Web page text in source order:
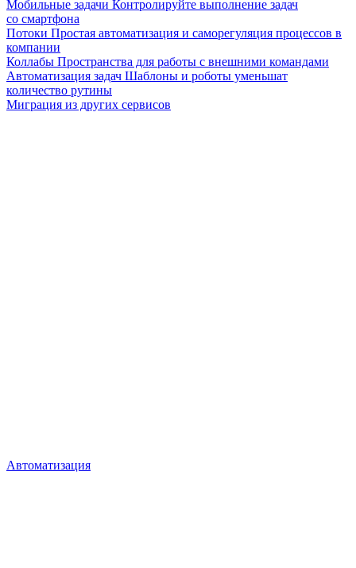
Мобильные задачи Контролируйте выполнение задач
со смартфона
Потоки Простая автоматизация и саморегуляция процессов в
компании
Коллабы Пространства для работы с внешними командами
Автоматизация задач Шаблоны и роботы уменьшат
количество рутины
Миграция из других сервисов
Автоматизация